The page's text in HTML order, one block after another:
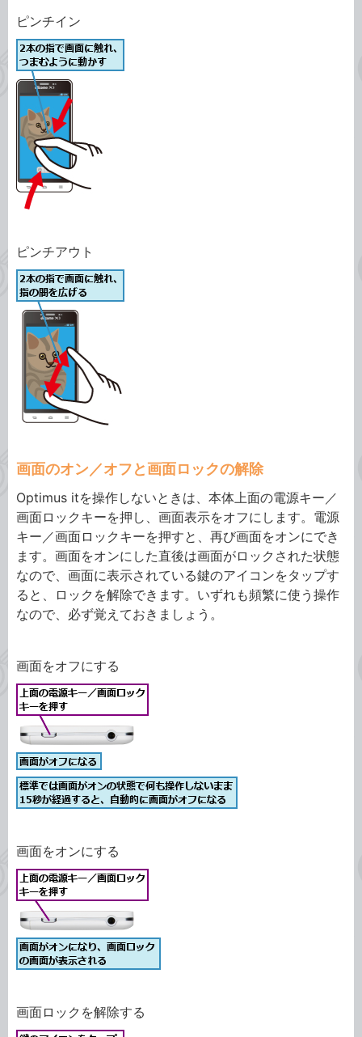
ピンチイン
ピンチアウト
画面のオン／オフと画面ロックの解除
Optimus itを操作しないときは、本体上面の電源キー／
画面ロックキーを押し、画面表示をオフにします。電源
キー／画面ロックキーを押すと、再び画面をオンにでき
ます。画面をオンにした直後は画面がロックされた状態
なので、画面に表示されている鍵のアイコンをタップす
ると、ロックを解除できます。いずれも頻繁に使う操作
なので、必ず覚えておきましょう。
画面をオフにする
画面をオンにする
画面ロックを解除する